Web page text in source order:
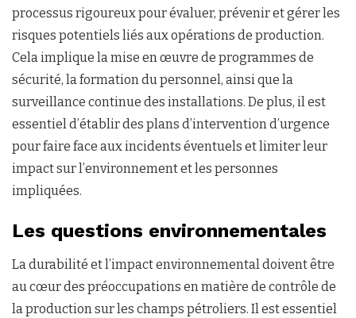
processus rigoureux pour évaluer, prévenir et gérer les
risques potentiels liés aux opérations de production.
Cela implique la mise en œuvre de programmes de
sécurité, la formation du personnel, ainsi que la
surveillance continue des installations. De plus, il est
essentiel d’établir des plans d’intervention d’urgence
pour faire face aux incidents éventuels et limiter leur
impact sur l’environnement et les personnes
impliquées.
Les questions environnementales
La durabilité et l’impact environnemental doivent être
au cœur des préoccupations en matière de contrôle de
la production sur les champs pétroliers. Il est essentiel